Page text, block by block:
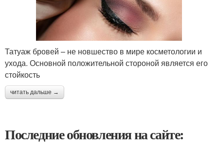
Татуаж бровей – не новшество в мире косметологии и
ухода. Основной положительной стороной является его
стойкость
читать дальше →
Последние обновления на сайте: